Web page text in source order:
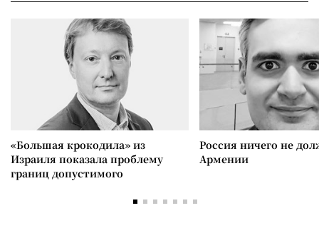
«Большая крокодила» из
Израиля показала проблему
границ допустимого
Россия ничего не
Армении